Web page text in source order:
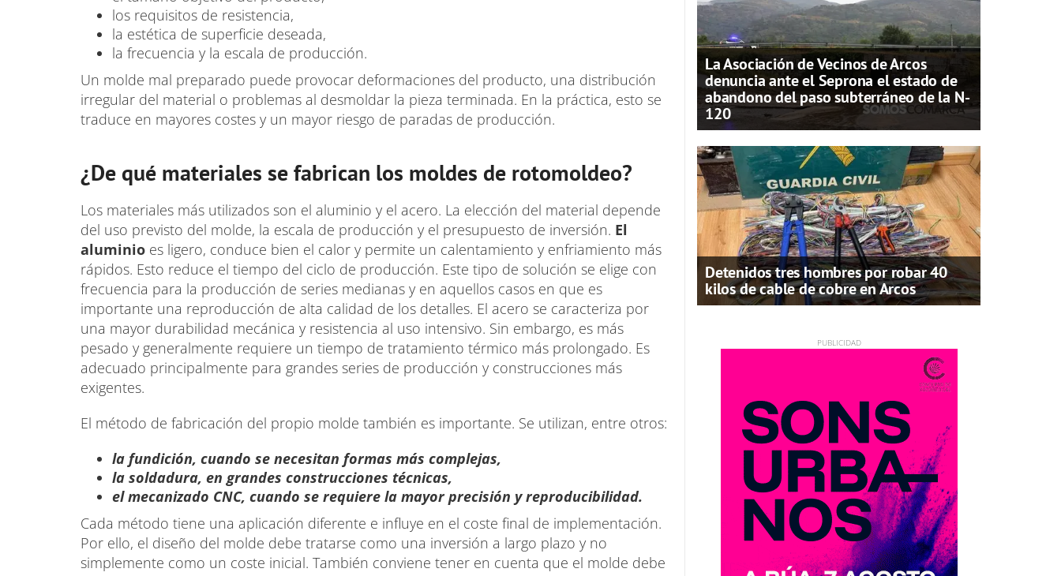
los requisitos de resistencia,
la estética de superficie deseada,
la frecuencia y la escala de producción.
Un molde mal preparado puede provocar deformaciones del producto, una distribución
irregular del material o problemas al desmoldar la pieza terminada. En la práctica, esto se
traduce en mayores costes y un mayor riesgo de paradas de producción.
¿De qué materiales se fabrican los moldes de rotomoldeo?
Los materiales más utilizados son el aluminio y el acero. La elección del material depende
del uso previsto del molde, la escala de producción y el presupuesto de inversión. El
aluminio es ligero, conduce bien el calor y permite un calentamiento y enfriamiento más
rápidos. Esto reduce el tiempo del ciclo de producción. Este tipo de solución se elige con
frecuencia para la producción de series medianas y en aquellos casos en que es
importante una reproducción de alta calidad de los detalles. El acero se caracteriza por
una mayor durabilidad mecánica y resistencia al uso intensivo. Sin embargo, es más
pesado y generalmente requiere un tiempo de tratamiento térmico más prolongado. Es
adecuado principalmente para grandes series de producción y construcciones más
exigentes.
El método de fabricación del propio molde también es importante. Se utilizan, entre otros:
la fundición, cuando se necesitan formas más complejas,
la soldadura, en grandes construcciones técnicas,
el mecanizado CNC, cuando se requiere la mayor precisión y reproducibilidad.
Cada método tiene una aplicación diferente e influye en el coste final de implementación.
Por ello, el diseño del molde debe tratarse como una inversión a largo plazo y no
simplemente como un coste inicial. También conviene tener en cuenta que el molde debe
La Asociación de Vecinos de Arcos
denuncia ante el Seprona el estado de
abandono del paso subterráneo de la N-
120
Detenidos tres hombres por robar 40
kilos de cable de cobre en Arcos